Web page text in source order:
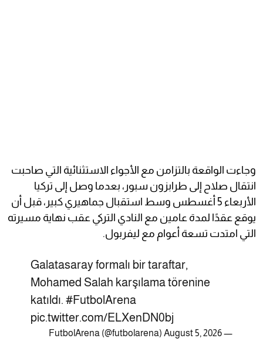
وجاءت الواقعة بالتزامن مع الأجواء الاستثنائية التي صاحبت
انتقال صلاح إلى طرابزون سبور، بعدما وصل إلى تركيا
الأربعاء 5 أغسطس وسط استقبال جماهيري كبير، قبل أن
يوقع عقدًا لمدة عامين مع النادي التركي عقب نهاية مسيرته
التي امتدت تسعة أعوام مع ليفربول.
Galatasaray formalı bir taraftar,
Mohamed Salah karşılama törenine
katıldı. #FutbolArena
pic.twitter.com/ELXenDN0bj
— FutbolArena (@futbolarena)
August 5, 2026